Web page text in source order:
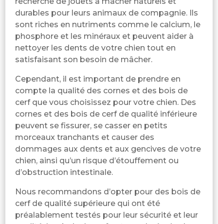
durables pour leurs animaux de compagnie. Ils
sont riches en nutriments comme le calcium, le
phosphore et les minéraux et peuvent aider à
nettoyer les dents de votre chien tout en
satisfaisant son besoin de mâcher.
Cependant, il est important de prendre en
compte la qualité des cornes et des bois de
cerf que vous choisissez pour votre chien. Des
cornes et des bois de cerf de qualité inférieure
peuvent se fissurer, se casser en petits
morceaux tranchants et causer des
dommages aux dents et aux gencives de votre
chien, ainsi qu’un risque d’étouffement ou
d’obstruction intestinale.
Nous recommandons d’opter pour des bois de
cerf de qualité supérieure qui ont été
préalablement testés pour leur sécurité et leur